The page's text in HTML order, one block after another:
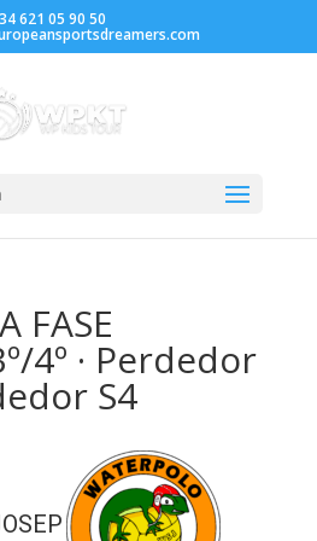
621 05 90 50
FASE
4º · Perdedor
S4